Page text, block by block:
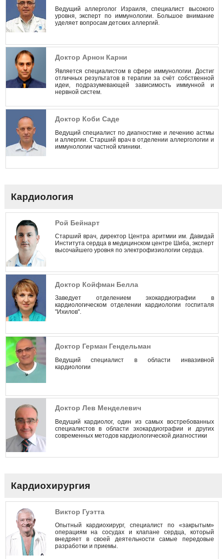
Ведущий аллерголог Израиля, специалист высокого
уровня, эксперт по иммунологии. Большое внимание
уделяет вопросам детских аллергий.
Доктор Арнон Карни
Является специалистом в сфере иммунологии. Достиг
отличных результатов в терапии за счёт собственной
идеи, подразумевающей зависимость иммунной и
нервной систем.
Доктор Коби Саде
Ведущий специалист по диагностике и лечению астмы
и аллергии. Старший врач в отделении аллергологии и
иммунологии частной клиники.
Кардиология
Рой Бейнарт
Старший врач, директор Центра аритмии им. Давидай
Института сердца в медицинском центре Шиба, эксперт
высочайшего уровня по электрофизиологии сердца.
Доктор Койфман Белла
Заведует отделением эхокардиографии в
кардиологическом отделении кардиологии госпиталя
"Ихилов".
Доктор Герман Гендельман
Ведущий специалист в области инвазивной
кардиологии
Доктор Лев Менделевич
Ведущий кардиолог, один из самых востребованных
специалистов в области эхокардиографии и других
современных методов кардиологической диагностики
Кардиохирургия
Виктор Гуэтта
Опытный кардиохирург, специалист по «закрытым»
операциям на сосудах и клапане сердца, который
внедряет в своей деятельности самые передовые
разработки и приемы.